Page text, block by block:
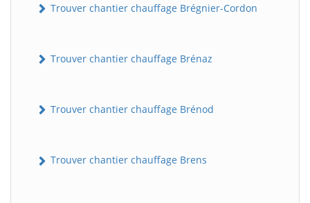
Trouver chantier chauffage Brégnier-Cordon
Trouver chantier chauffage Brénaz
Trouver chantier chauffage Brénod
Trouver chantier chauffage Brens